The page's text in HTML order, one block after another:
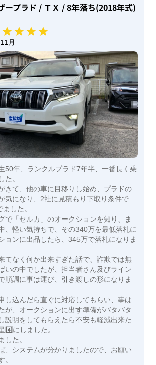
ープラド / ＴＸ / 8年落ち(2018年式)
月
50年、ランクルプラド7年半、一番長く乗
た。
きて、他の車に目移りし始め、プラドの
気になり、2社に見積もり下取り条件で
した。
で「セルカ」のオークションを知り、ま
、軽い気持ちで、その340万を最低落札に
ョンに出品したら、345万で落札になりま
てなく何か出来すぎた話で、詐欺では無
いの中でしたが、担当者さん及びライン
順調に事は運び、引き渡しの形になりま
し込んだら直ぐに対応してもらい、事は
が、オークションに出す準備がバタバタ
説明をしてもらえたら不安も軽減出来た
4️⃣にしました。
た。
、システムが分かりましたので、お願い
。